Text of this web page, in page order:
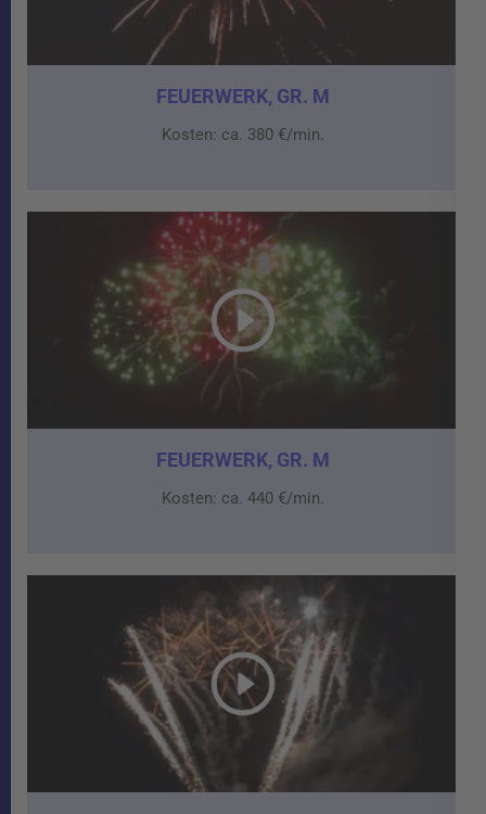
FEUERWERK, GR. M
Kosten: ca. 380 €/min.
FEUERWERK, GR. M
Kosten: ca. 440 €/min.